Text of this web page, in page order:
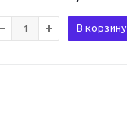
В корзину